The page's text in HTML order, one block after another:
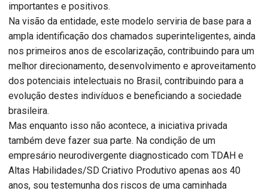
importantes e positivos.
Na visão da entidade, este modelo serviria de base para a
ampla identificação dos chamados superinteligentes, ainda
nos primeiros anos de escolarização, contribuindo para um
melhor direcionamento, desenvolvimento e aproveitamento
dos potenciais intelectuais no Brasil, contribuindo para a
evolução destes indivíduos e beneficiando a sociedade
brasileira.
Mas enquanto isso não acontece, a iniciativa privada
também deve fazer sua parte. Na condição de um
empresário neurodivergente diagnosticado com TDAH e
Altas Habilidades/SD Criativo Produtivo apenas aos 40
anos, sou testemunha dos riscos de uma caminhada